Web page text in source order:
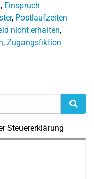
, Einspruch
, Postlaufzeiten
nicht erhalten,
, Zugangsfiktion
Steuererklärung